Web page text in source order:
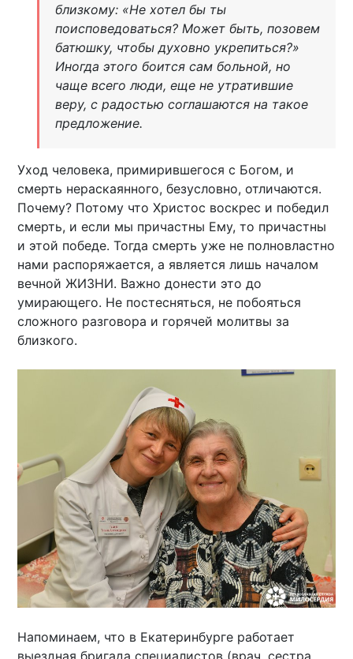
близкому: «Не хотел бы ты
поисповедоваться? Может быть, позовем
батюшку, чтобы духовно укрепиться?»
Иногда этого боится сам больной, но
чаще всего люди, еще не утратившие
веру, с радостью соглашаются на такое
предложение.
Уход человека, примирившегося с Богом, и
смерть нераскаянного, безусловно, отличаются.
Почему? Потому что Христос воскрес и победил
смерть, и если мы причастны Ему, то причастны
и этой победе. Тогда смерть уже не полновластно
нами распоряжается, а является лишь началом
вечной ЖИЗНИ. Важно донести это до
умирающего. Не постесняться, не побояться
сложного разговора и горячей молитвы за
близкого.
Напоминаем, что в Екатеринбурге работает